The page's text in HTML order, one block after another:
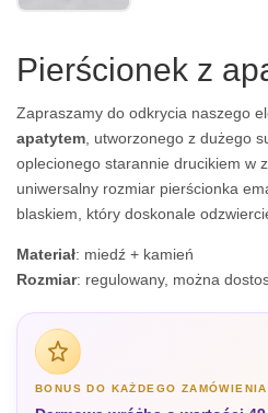
Pierścionek z
Zapraszamy do odkrycia naszego
apatytem , utworzonego z dużego
oplecionego starannie drucikiem w
uniwersalny rozmiar pierścionka
blaskiem, który doskonale
Materiał: miedź + kamień
Rozmiar: regulowany, można
BONUS DO KAŻDEGO ZAMÓWIENIA